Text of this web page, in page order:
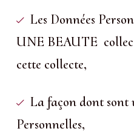
Les Données
UNE BEAUTE
cette collecte,
La façon dont sont
Personnelles,